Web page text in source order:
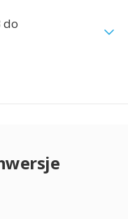
do